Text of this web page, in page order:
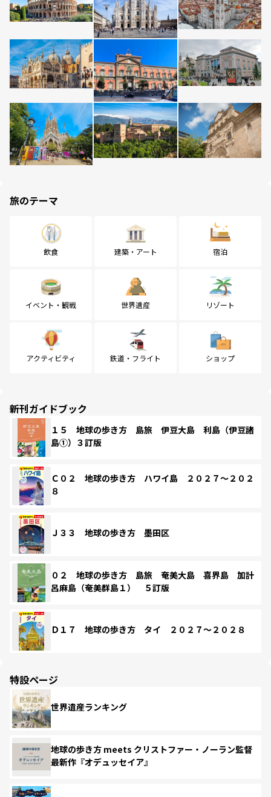
旅のテーマ
飲食 建築・アート 宿泊
イベント・観戦 世界遺産 リゾート
アクティビティ 鉄道・フライト ショップ
新刊ガイドブック
１５ 地球の歩き方 島旅 伊豆大島 利島（伊豆諸
島①）３訂版
Ｃ０２ 地球の歩き方 ハワイ島 ２０２７～２０２
８
Ｊ３３ 地球の歩き方 墨田区
０２ 地球の歩き方 島旅 奄美大島 喜界島 加計
呂麻島（奄美群島１） ５訂版
Ｄ１７ 地球の歩き方 タイ ２０２７～２０２８
特設ページ
世界遺産ランキング
地球の歩き方 meets クリストファー・ノーラン監督
最新作『オデュッセイア』